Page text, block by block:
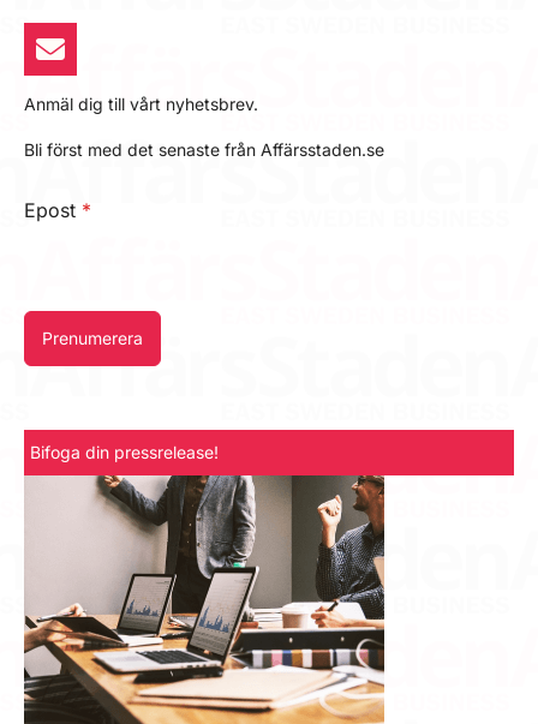
Anmäl dig till vårt nyhetsbrev.
Bli först med det senaste från Affärsstaden.se
Epost *
Prenumerera
Bifoga din pressrelease!